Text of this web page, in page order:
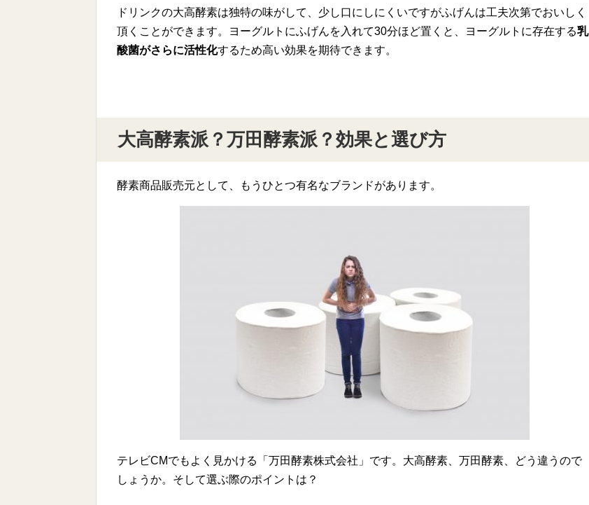
ドリンクの大高酵素は独特の味がして、少し口にしにくいですがふげんは工夫次第でおいしく
頂くことができます。ヨーグルトにふげんを入れて30分ほど置くと、ヨーグルトに存在する乳
酸菌がさらに活性化するため高い効果を期待できます。
大高酵素派？万田酵素派？効果と選び方
酵素商品販売元として、もうひとつ有名なブランドがあります。
テレビCMでもよく見かける「万田酵素株式会社」です。大高酵素、万田酵素、どう違うので
しょうか。そして選ぶ際のポイントは？